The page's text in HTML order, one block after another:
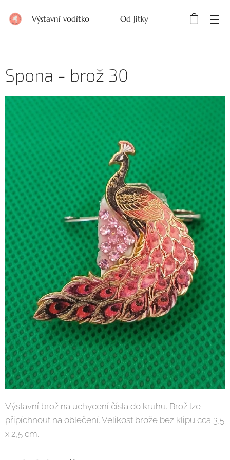
Výstavní vodítko Od Jitky
Spona - brož 30
Výstavní brož na uchycení čísla do kruhu. Brož lze
připíchnout na oblečení. Velikost brože bez klipu cca 3,5
x 2,5 cm.